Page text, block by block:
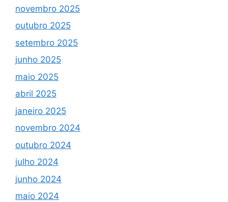
novembro 2025
outubro 2025
setembro 2025
junho 2025
maio 2025
abril 2025
janeiro 2025
novembro 2024
outubro 2024
julho 2024
junho 2024
maio 2024